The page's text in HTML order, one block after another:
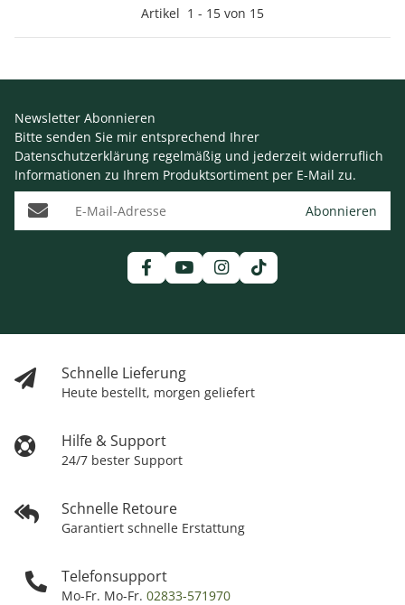
Artikel 1 - 15 von 15
Schnelle Lieferung
Heute bestellt, morgen geliefert
Hilfe & Support
24/7 bester Support
Schnelle Retoure
Garantiert schnelle Erstattung
Telefonsupport
Mo-Fr. Mo-Fr. 02833-571970
Newsletter Abonnieren
Bitte senden Sie mir entsprechend Ihrer
Datenschutzerklärung regelmäßig und jederzeit widerruflich
Informationen zu Ihrem Produktsortiment per E-Mail zu.
E-Mail-Adresse Abonnieren